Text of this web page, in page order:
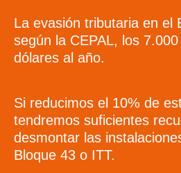
La evasión tributaria en el
según la CEPAL, los
dólares al año.
Si reducimos el 10% de
tendremos suficientes
desmontar las
Bloque 43 o ITT.